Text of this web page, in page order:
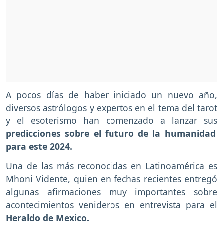
A pocos días de haber iniciado un nuevo año,
diversos astrólogos y expertos en el tema del tarot
y el esoterismo han comenzado a lanzar sus
predicciones sobre el futuro de la humanidad
para este 2024.
Una de las más reconocidas en Latinoamérica es
Mhoni Vidente, quien en fechas recientes entregó
algunas afirmaciones muy importantes sobre
acontecimientos venideros en entrevista para el
Heraldo de Mexico.